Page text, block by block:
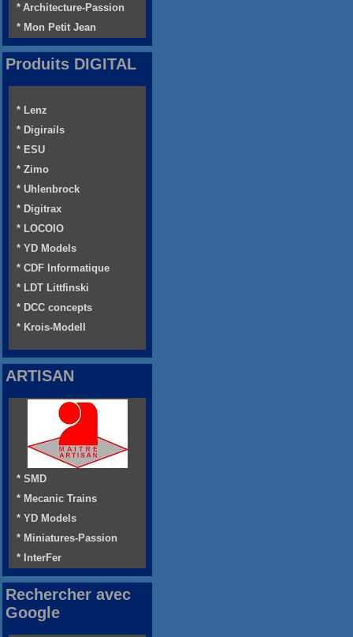
* Architecture-Passion
* Mon Petit Jean
Produits DIGITAL
* Lenz
* Digirails
* ESU
* Zimo
* Uhlenbrock
* Digitrax
* LOCOIO
* YD Models
* CDF Informatique
* LDT Littfinski
* DCC concepts
* Krois-Modell
ARTISAN
* SMD
* Mecanic Trains
* YD Models
* Miniatures-Passion
* InterFer
Rechercher avec
Google